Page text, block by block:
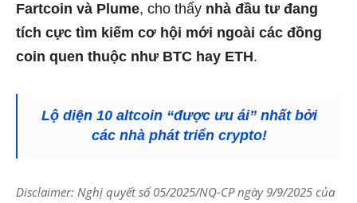
Fartcoin và Plume, cho thấy nhà đầu tư đang
tích cực tìm kiếm cơ hội mới ngoài các đồng
coin quen thuộc như BTC hay ETH.
Lộ diện 10 altcoin “được ưu ái” nhất bởi
các nhà phát triển crypto!
Disclaimer: Nghị quyết số 05/2025/NQ-CP ngày 9/9/2025 của